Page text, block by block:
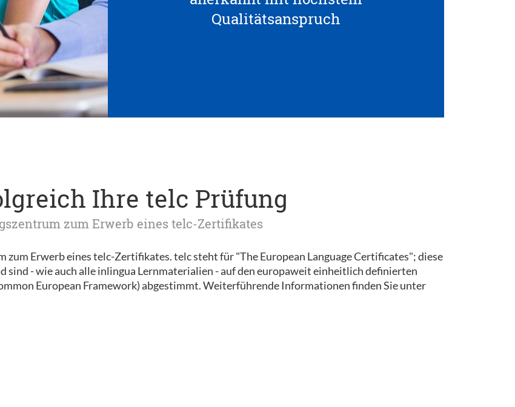
Qualitätsanspruch
Ihre telc Prüfung
zum Erwerb eines telc-Zertifikates
Erwerb eines telc-Zertifikates. telc steht für "The European Language Certificates"; diese
sind - wie auch alle inlingua Lernmaterialien - auf den europaweit einheitlich definierten
European Framework) abgestimmt. Weiterführende Informationen finden Sie unter